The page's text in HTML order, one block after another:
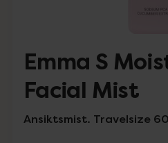
Emma S
Facial Mist
Ansiktsmist. Travelsize